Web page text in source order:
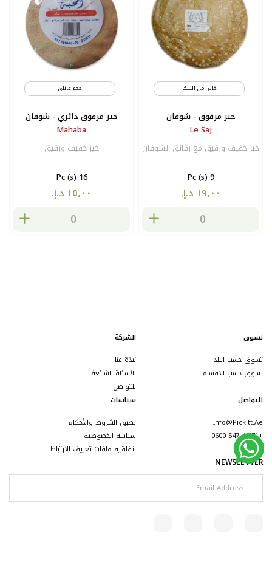
خالي من السكر
خبز مرقوق - شوفان
Le Saj
خبز خفيف ورقيق مع رقائق الشوفان
9 Pc (s)
حجم عائلي
خبز مرقوق دائري - شوفان
Mahaba
خبز خفيف ورقيق
16 Pc (s)
تسوق
تسوق حسب البلد
تسوق حسب الاقسام
الشركة
نبذة عنا
الأسئلة الشائعة
للتواصل
للتواصل
Info@pickitt.ae
+971 4 547 0600
سياسات
تطبق الشروط والأحكام
سياسة الخصوصية
اتفاقية ملفات تعريف الارتباط
NEWSLETTER